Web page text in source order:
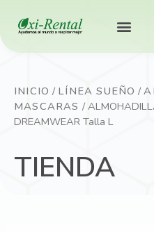
INICIO / LÍNEA SUEÑO /
MASCARAS /
DREAMWEAR Talla L
TIENDA